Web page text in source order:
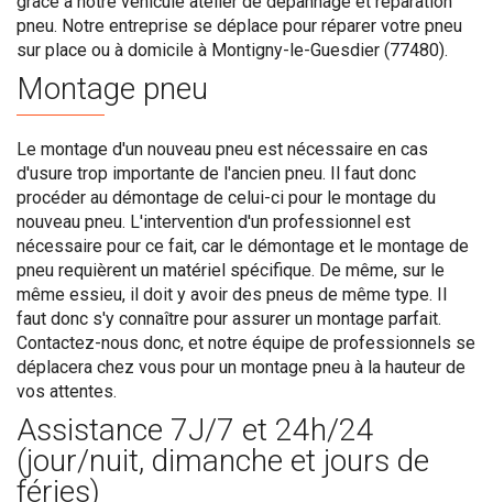
pneu. Notre entreprise se déplace pour réparer votre pneu
sur place ou à domicile à Montigny-le-Guesdier (77480).
Montage pneu
Le montage d'un nouveau pneu est nécessaire en cas
d'usure trop importante de l'ancien pneu. Il faut donc
procéder au démontage de celui-ci pour le montage du
nouveau pneu. L'intervention d'un professionnel est
nécessaire pour ce fait, car le démontage et le montage de
pneu requièrent un matériel spécifique. De même, sur le
même essieu, il doit y avoir des pneus de même type. Il
faut donc s'y connaître pour assurer un montage parfait.
Contactez-nous donc, et notre équipe de professionnels se
déplacera chez vous pour un montage pneu à la hauteur de
vos attentes.
Assistance 7J/7 et 24h/24
(jour/nuit, dimanche et jours de
féries)